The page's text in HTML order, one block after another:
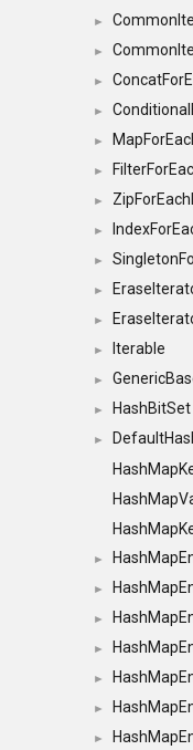
►
►
►
►
►
►
►
►
►
►
►
► Iterable
►
► HashBitSet
►
►
►
►
►
►
►
►